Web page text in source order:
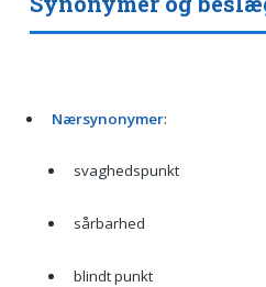
Nærsynonymer:
svaghedspunkt
sårbarhed
blindt punkt